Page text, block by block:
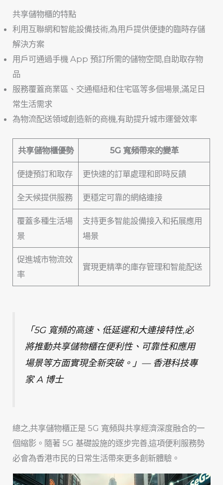
共享儲物櫃的特點
利用互聯網和智能設備技術,為用戶提供便捷的臨時存儲
解決方案
用戶可通過手機 App 預訂所需的儲物空間,自助取存物
品
服務覆蓋商業區、交通樞紐和住宅區等多個場景,滿足日
常生活需求
為物流配送領域創造新的商機,有助提升城市運營效率
共享儲物櫃優勢 5G 寬頻帶來的變革
便捷預訂和取存 更快速的訂單處理和即時反饋
全天候提供服務 更穩定可靠的網絡連接
覆蓋多種生活場
景
支持更多智能設備接入和拓展應用
場景
促進城市物流效
率
實現更精準的庫存管理和智能配送
「5G 寬頻的高速、低延遲和大連接特性,必
將推動共享儲物櫃在便利性、可靠性和應用
場景等方面實現全新突破。」— 香港科技專
家 A 博士
總之,共享儲物櫃正是 5G 寬頻與共享經濟深度融合的一
個縮影。隨著 5G 基礎設施的逐步完善,這項便利服務勢
必會為香港市民的日常生活帶來更多創新體驗。